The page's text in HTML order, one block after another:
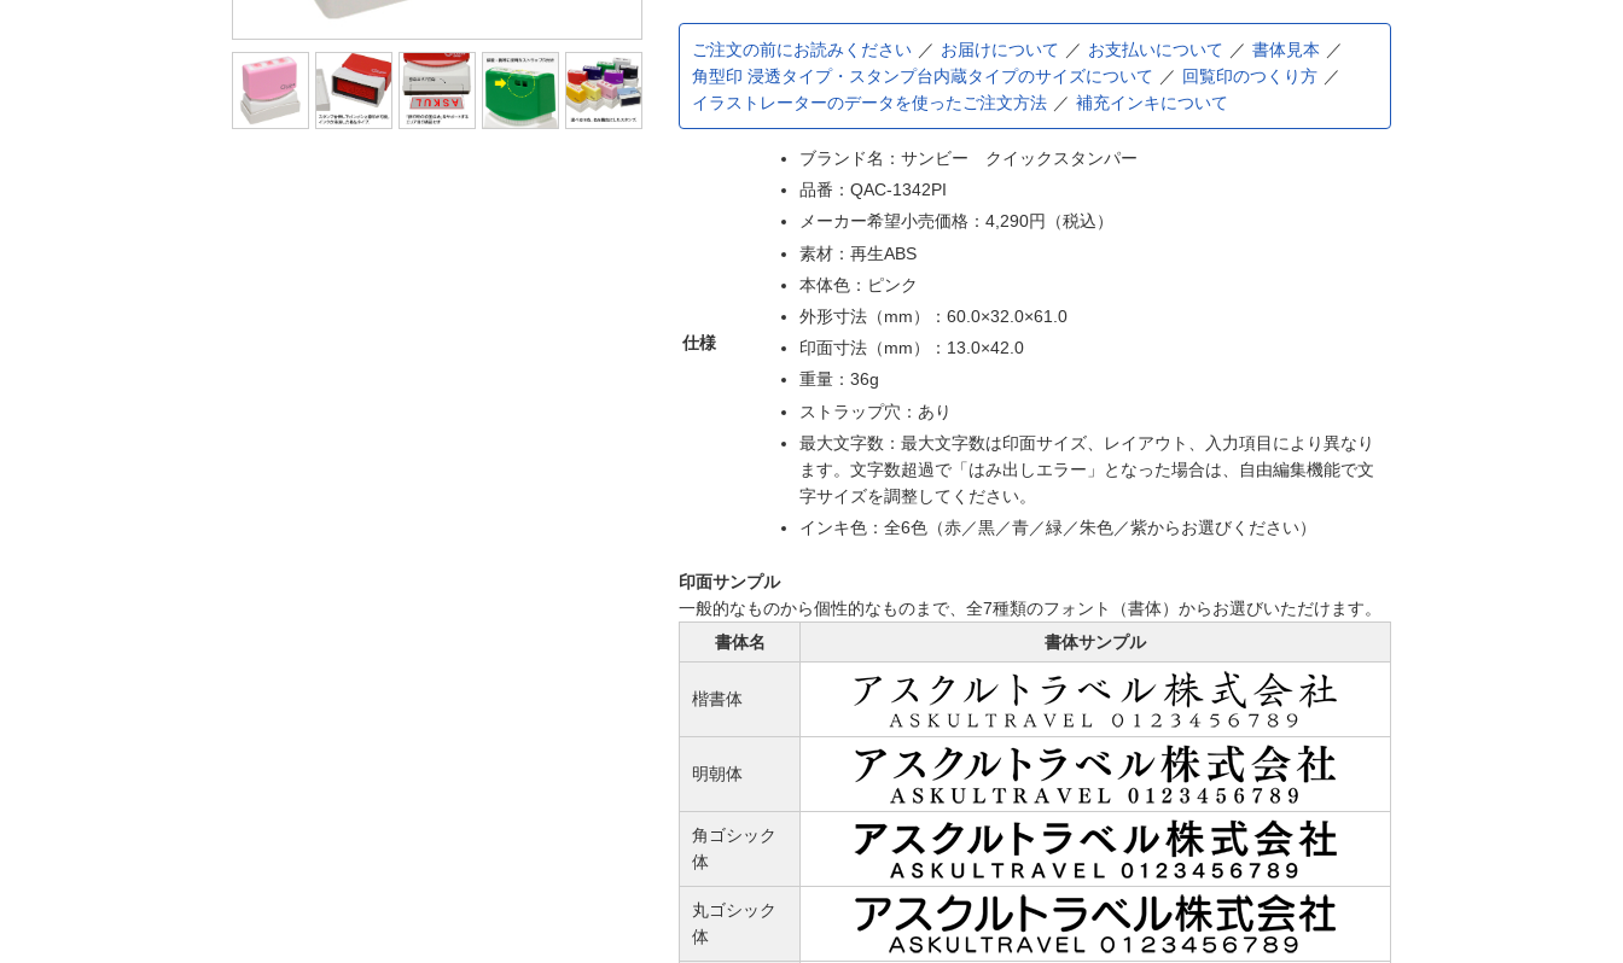
ご注文の前にお読みください お届けについて お支払いについて
書体見本
角型印 浸透タイプ・スタンプ台内蔵タイプのサイズについて
回覧印のつくり方
イラストレーターのデータを使ったご注文方法
補充インキについて
仕様
ブランド名：サンビー クイックスタンパー
品番：QAC-1342PI
メーカー希望小売価格：4,290円（税込）
素材：再生ABS
本体色：ピンク
外形寸法（mm）：60.0×32.0×61.0
印面寸法（mm）：13.0×42.0
重量：36g
ストラップ穴：あり
最大文字数：最大文字数は印面サイズ、レイアウト、入力項目により異なり
ます。文字数超過で「はみ出しエラー」となった場合は、自由編集機能で文
字サイズを調整してください。
インキ色：全6色（赤／黒／青／緑／朱色／紫からお選びください）
印面サンプル
一般的なものから個性的なものまで、全7種類のフォント（書体）からお選びいただけます。
書体名
書体サンプル
楷書体
明朝体
角ゴシック
体
丸ゴシック
体